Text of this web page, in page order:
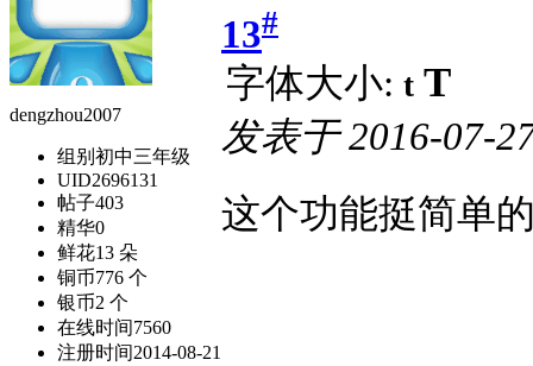
dengzhou2007
组别 初中三年级
UID2696131
帖子403
精华0
鲜花13 朵
铜币776 个
银币2 个
在线时间7560
注册时间2014-08-21
13#
字体大小: t T
发表于2016-07-
这个功能挺简单